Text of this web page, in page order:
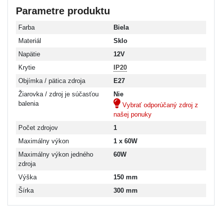
Parametre produktu
Farba
Biela
Materiál
Sklo
Napätie
12V
Krytie
IP20
Objímka / pätica zdroja
E27
Žiarovka / zdroj je súčasťou
balenia
Nie
Vybrať odporúčaný zdroj z
našej ponuky
Počet zdrojov
1
Maximálny výkon
1 x 60W
Maximálny výkon jedného
zdroja
60W
Výška
150 mm
Šírka
300 mm